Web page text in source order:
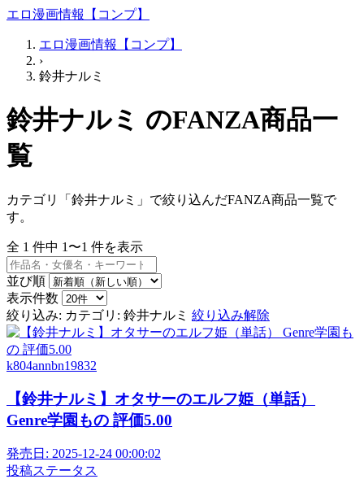
エロ漫画情報【コンプ】
エロ漫画情報【コンプ】
›
鈴井ナルミ
鈴井ナルミ のFANZA商品一
覧
カテゴリ「鈴井ナルミ」で絞り込んだFANZA商品一覧で
す。
全 1 件中 1〜1 件を表示
並び順
表示件数
絞り込み: カテゴリ: 鈴井ナルミ 絞り込み解除
k804annbn19832
【鈴井ナルミ】オタサーのエルフ姫（単話）
Genre学園もの 評価5.00
発売日: 2025-12-24 00:00:02
投稿ステータス